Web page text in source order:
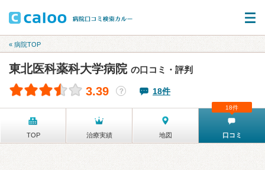
« 病院TOP
東北医科薬科大学病院 の口コミ・評判
3.39 ？ 18件
TOP 治療実績 地図 口コミ
18件